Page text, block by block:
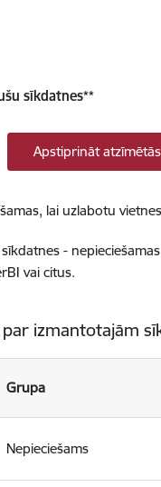
sīkdatnes**
Apstiprināt atzīmētās
lai uzlabotu
-
vai citus.
izmantotajām
Grupa
Nepieciešams